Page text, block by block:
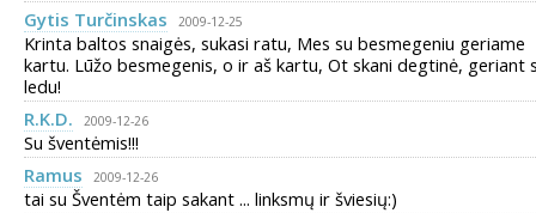
Gytis Turčinskas
2009-12-25
Krinta baltos snaigės, sukasi ratu, Mes su besmegeniu geriame
kartu. Lūžo besmegenis, o ir aš kartu, Ot skani degtinė, geriant
ledu!
R.K.D.
2009-12-26
Su šventėmis!!!
Ramus
2009-12-26
tai su Šventėm taip sakant ... linksmų ir šviesių:)